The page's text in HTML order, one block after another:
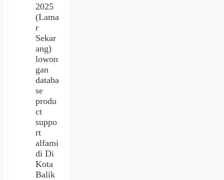
2025
(Lama
r
Sekar
ang)
lowon
gan
databa
se
produ
ct
suppo
rt
alfami
di Di
Kota
Balik